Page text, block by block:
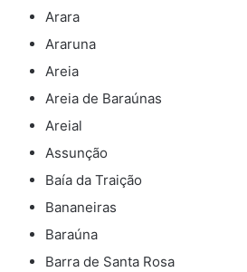
Arara
Araruna
Areia
Areia de Baraúnas
Areial
Assunção
Baía da Traição
Bananeiras
Baraúna
Barra de Santa Rosa